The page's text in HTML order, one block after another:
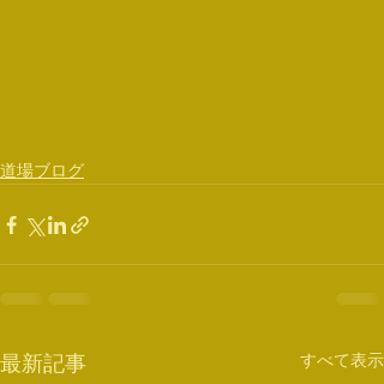
道場ブログ
最新記事 すべて表示